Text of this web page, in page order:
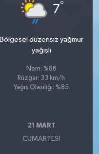
7°
Bölgesel düzensiz yağmur
yağışlı
Nem: %86
Rüzgar: 33 km/h
Yağış Olasılığı: %85
21 MART
CUMARTESI